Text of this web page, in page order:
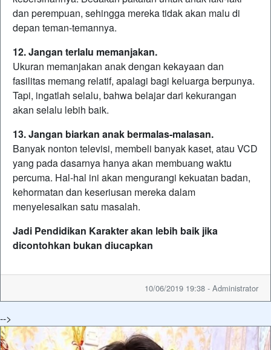
dan perempuan, sehingga mereka tidak akan malu di
depan teman-temannya.
12. Jangan terlalu memanjakan.
Ukuran memanjakan anak dengan kekayaan dan
fasilitas memang relatif, apalagi bagi keluarga berpunya.
Tapi, ingatlah selalu, bahwa belajar dari kekurangan
akan selalu lebih baik.
13. Jangan biarkan anak bermalas-malasan.
Banyak nonton televisi, membeli banyak kaset, atau VCD
yang pada dasarnya hanya akan membuang waktu
percuma. Hal-hal ini akan mengurangi kekuatan badan,
kehormatan dan keseriusan mereka dalam
menyelesaikan satu masalah.
Jadi Pendidikan Karakter akan lebih baik jika
dicontohkan bukan diucapkan
10/06/2019 19:38 - Administrator
-->